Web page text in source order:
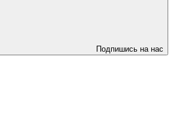
Подпишись на нас